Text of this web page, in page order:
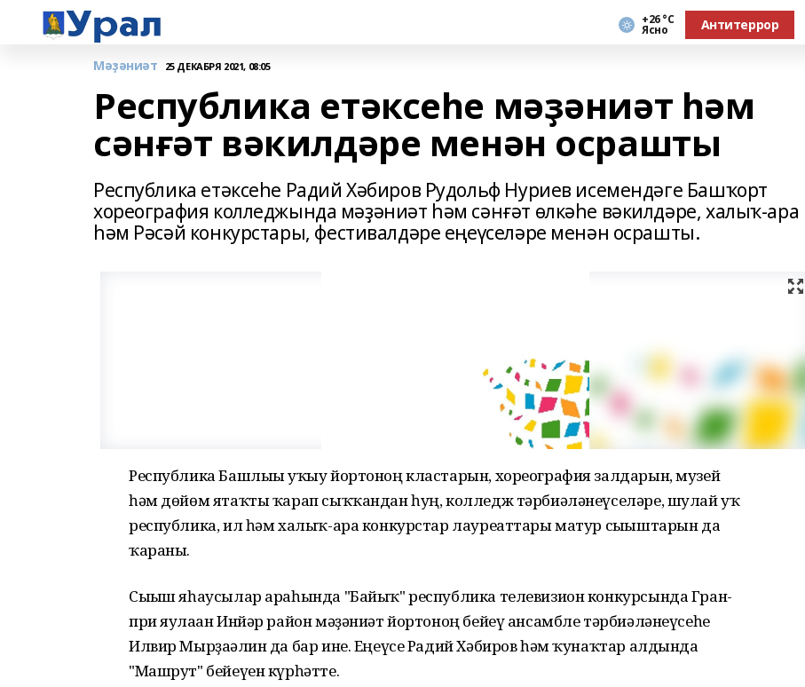
+26 °С
Ясно Антитеррор
Мәҙәниәт 25 ДЕКАБРЯ 2021, 08:05
Республика етәксеһе мәҙәниәт һәм
сәнғәт вәкилдәре менән осрашты
Республика етәксеһе Радий Хәбиров Рудольф Нуриев исемендәге Башҡорт
хореография колледжында мәҙәниәт һәм сәнғәт өлкәһе вәкилдәре, халыҡ-ара
һәм Рәсәй конкурстары, фестивалдәре еңеүселәре менән осрашты.
Республика Башлығы уҡыу йортоноң кластарын, хореография залдарын, музей
һәм дөйөм ятаҡты ҡарап сыҡҡандан һуң, колледж тәрбиәләнеүселәре, шулай уҡ
республика, ил һәм халыҡ-ара конкурстар лауреаттары матур сығыштарын да
ҡараны.
Сығыш яһаусылар араһында "Байыҡ" республика телевизион конкурсында Гран-
при яулаған Инйәр район мәҙәниәт йортоноң бейеү ансамбле тәрбиәләнеүсеһе
Илвир Мырҙағәлин да бар ине. Еңеүсе Радий Хәбиров һәм ҡунаҡтар алдында
"Машрут" бейеүен күрһәтте.